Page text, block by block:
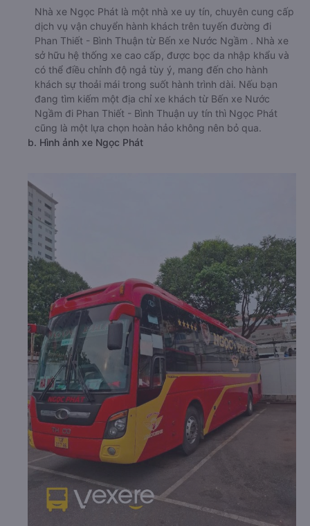
Nhà xe Ngọc Phát là một nhà xe uy tín, chuyên cung cấp
dịch vụ vận chuyển hành khách trên tuyến đường đi
Phan Thiết - Bình Thuận từ Bến xe Nước Ngầm . Nhà xe
sở hữu hệ thống xe cao cấp, được bọc da nhập khẩu và
có thể điều chỉnh độ ngả tùy ý, mang đến cho hành
khách sự thoải mái trong suốt hành trình dài. Nếu bạn
đang tìm kiếm một địa chỉ xe khách từ Bến xe Nước
Ngầm đi Phan Thiết - Bình Thuận uy tín thì Ngọc Phát
cũng là một lựa chọn hoàn hảo không nên bỏ qua.
b. Hình ảnh xe Ngọc Phát